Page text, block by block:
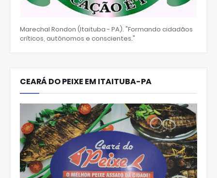
Marechal Rondon (Itaituba - PA). "Formando cidadãos
críticos, autônomos e conscientes."
CEARÁ DO PEIXE EM ITAITUBA-PA